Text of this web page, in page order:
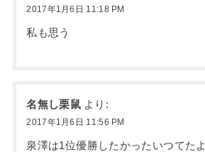
2017年1月6日 11:18 PM
私も思う
名無し栗鼠 より:
2017年1月6日 11:56 PM
泉澤は1位優勝したかったいつてたよ